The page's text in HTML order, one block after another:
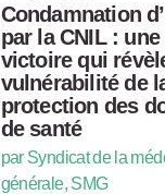
Condamnation
par la CNIL : une
victoire qui
vulnérabilité de
protection des
de santé
par Syndicat de la
générale, SMG